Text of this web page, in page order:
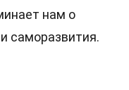
нам о
саморазвития.